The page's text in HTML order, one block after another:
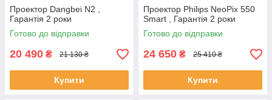
Проектор Dangbei N2 ,
Гарантія 2 роки
Готово до відправки
20 490 ₴ 21 130 ₴
Купити
Проектор Philips NeoPix 550
Smart , Гарантія 2 роки
Готово до відправки
24 650 ₴ 25 410 ₴
Купити